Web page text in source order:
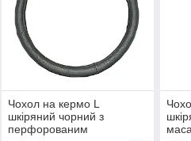
Чохол на кермо L
шкіряний чорний з
перфорованим